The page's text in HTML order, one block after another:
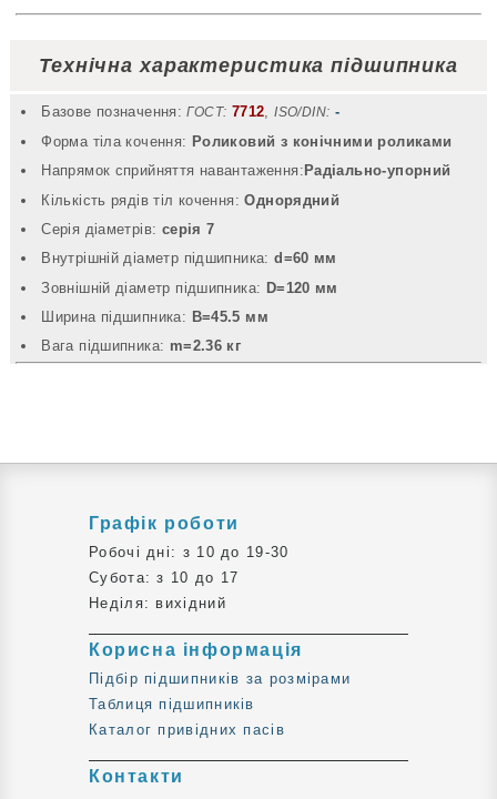
Технічна характеристика підшипника
Базове позначення: ГОСТ: 7712,ISO/DIN: -
Форма тіла кочення: Роликовий з конічними роликами
Напрямок сприйняття навантаження: Радіально-упорний
Кількість рядів тіл кочення:Однорядний
Серія діаметрів: серія 7
Внутрішній діаметр підшипника:d=60 мм
Зовнішній діаметр підшипника: D=120 мм
Ширина підшипника: B=45.5 мм
Вага підшипника: m=2.36 кг
Графік роботи
Робочі дні: з 10 до 19-30
Субота: з 10 до 17
Неділя: вихідний
Корисна інформація
Підбір підшипників за розмірами
Таблиця підшипників
Каталог привідних пасів
Контакти